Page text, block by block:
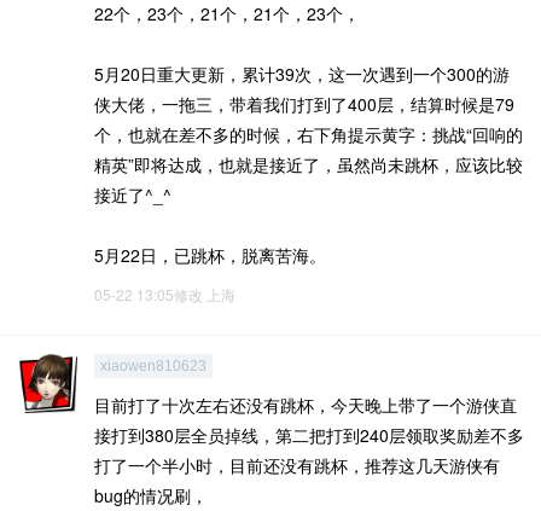
22个，23个，21个，21个，23个，
5月20日重大更新，累计39次，这一次遇到一个300的游
侠大佬，一拖三，带着我们打到了400层，结算时候是79
个，也就在差不多的时候，右下角提示黄字：挑战“回响的
精英”即将达成，也就是接近了，虽然尚未跳杯，应该比较
接近了^_^
5月22日，已跳杯，脱离苦海。
05-22 13:05修改 上海
xiaowen810623
目前打了十次左右还没有跳杯，今天晚上带了一个游侠直
接打到380层全员掉线，第二把打到240层领取奖励差不多
打了一个半小时，目前还没有跳杯，推荐这几天游侠有
bug的情况刷，